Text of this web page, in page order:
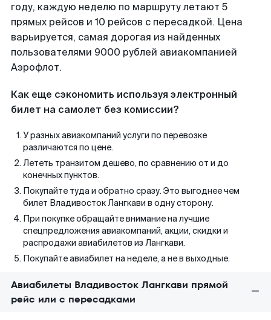
году, каждую неделю по маршруту летают 5
прямых рейсов и 10 рейсов с пересадкой. Цена
варьируется, самая дорогая из найденных
пользователями 9000 рублей авиакомпанией
Аэрофлот.
Как еще сэкономить используя электронный
билет на самолет без комиссии?
У разных авиакомпаний услуги по перевозке
различаются по цене.
Лететь транзитом дешево, по сравнению от и до
конечных пунктов.
Покупайте туда и обратно сразу. Это выгоднее чем
билет Владивосток Лангкави в одну сторону.
При покупке обращайте внимание на лучшие
спецпредложения авиакомпаний, акции, скидки и
распродажи авиабилетов из Лангкави.
Покупайте авиабилет на неделе, а не в выходные.
Авиабилеты Владивосток Лангкави прямой
рейс или с пересадками